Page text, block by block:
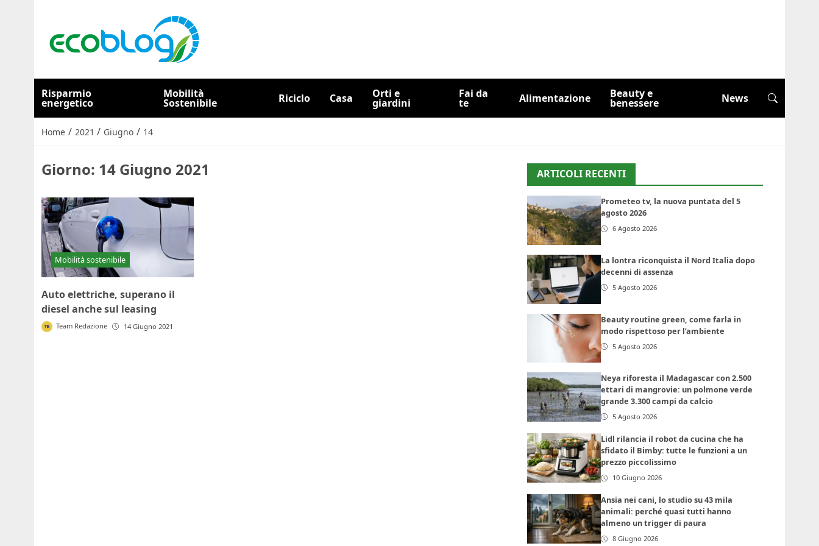
Risparmio
energetico
Mobilità
Sostenibile Riciclo Casa Orti e
giardini
Fai da
te Alimentazione Beauty e
benessere News
Home / 2021 / Giugno / 14
Giorno: 14 Giugno 2021
Mobilità sostenibile
Auto elettriche, superano il
diesel anche sul leasing
Team Redazione 14 Giugno 2021
ARTICOLI RECENTI
Prometeo tv, la nuova puntata del 5
agosto 2026
6 Agosto 2026
La lontra riconquista il Nord Italia dopo
decenni di assenza
5 Agosto 2026
Beauty routine green, come farla in
modo rispettoso per l’ambiente
5 Agosto 2026
Neya riforesta il Madagascar con 2.500
ettari di mangrovie: un polmone verde
grande 3.300 campi da calcio
5 Agosto 2026
Lidl rilancia il robot da cucina che ha
sfidato il Bimby: tutte le funzioni a un
prezzo piccolissimo
10 Giugno 2026
Ansia nei cani, lo studio su 43 mila
animali: perché quasi tutti hanno
almeno un trigger di paura
8 Giugno 2026